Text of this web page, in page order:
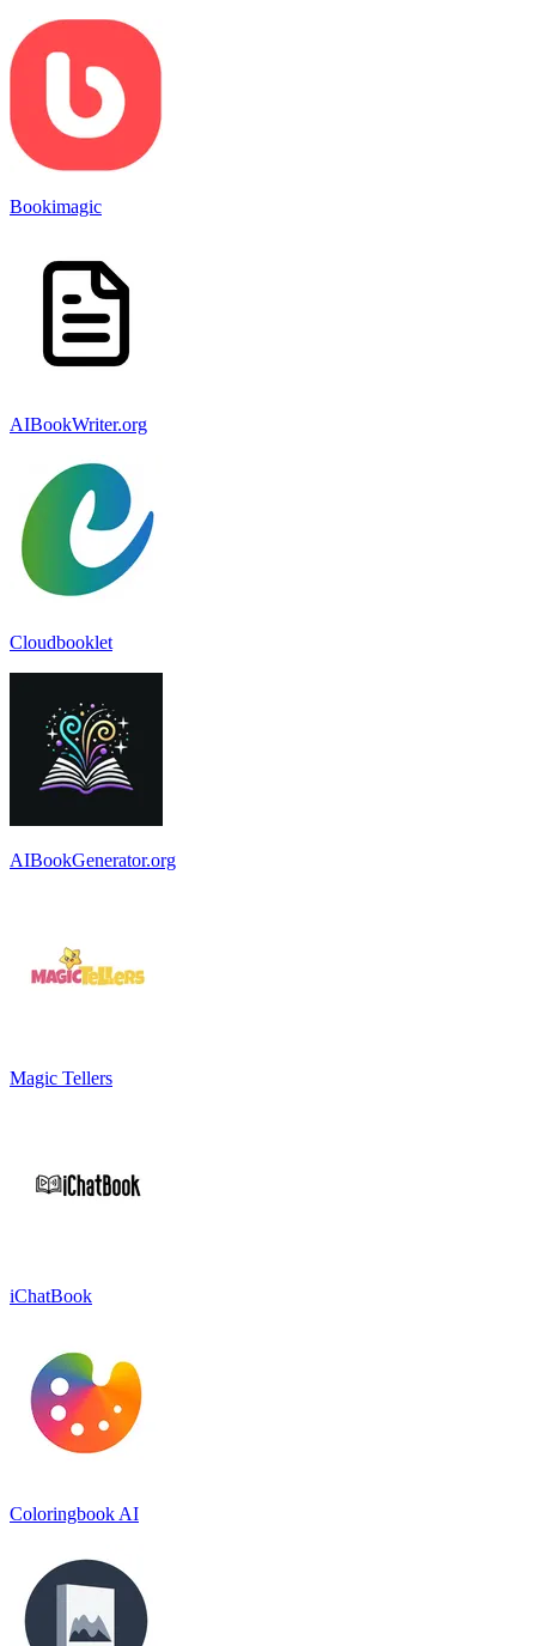
Bookimagic
AIBookWriter.org
Cloudbooklet
AIBookGenerator.org
Magic Tellers
iChatBook
Coloringbook AI